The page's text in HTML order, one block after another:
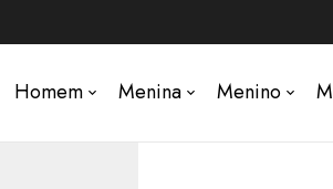
Homem Menina Menino